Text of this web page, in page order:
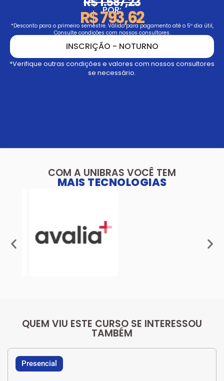
POR:
R$ 793,62
*Desconto para o primeiro semestre. Válido para pagamento até o 5º dia útil,
Consulte condições com nossos consultores.
INSCRIÇÃO - NOTURNO
*Verifique outras condições e valores com nossos consultores
se necessário.
COM A UNIBRAS VOCÊ TEM
MAIS TECNOLOGIAS
QUEM VIU ESTE CURSO SE INTERESSOU
TAMBÉM
Presencial